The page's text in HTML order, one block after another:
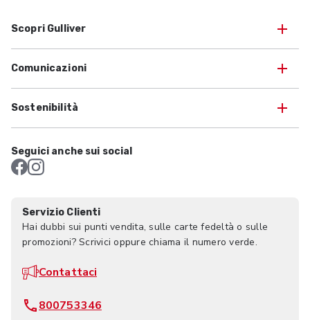
Scopri Gulliver
Comunicazioni
Sostenibilità
Seguici anche sui social
Servizio Clienti
Hai dubbi sui punti vendita, sulle carte fedeltà o sulle
promozioni? Scrivici oppure chiama il numero verde.
Contattaci
800753346